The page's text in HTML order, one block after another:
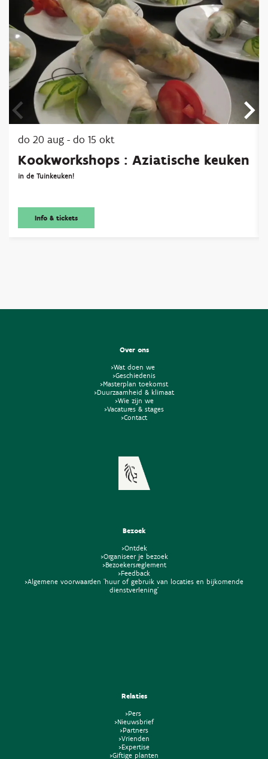
Kookworkshops : Aziatische keuken
in de Tuinkeuken!
do 20 aug - do 15 okt
Info & tickets
Over ons
>Wat doen we
>Geschiedenis
>Masterplan toekomst
>Duurzaamheid & klimaat
>Wie zijn we
>Vacatures & stages
>Contact
Bezoek
>Ontdek
>Organiseer je bezoek
>Bezoekersreglement
>Feedback
>Algemene voorwaarden 'huur of gebruik van locaties en bijkomende
dienstverlening'
Relaties
>Pers
>Nieuwsbrief
>Partners
>Vrienden
>Expertise
>Giftige planten